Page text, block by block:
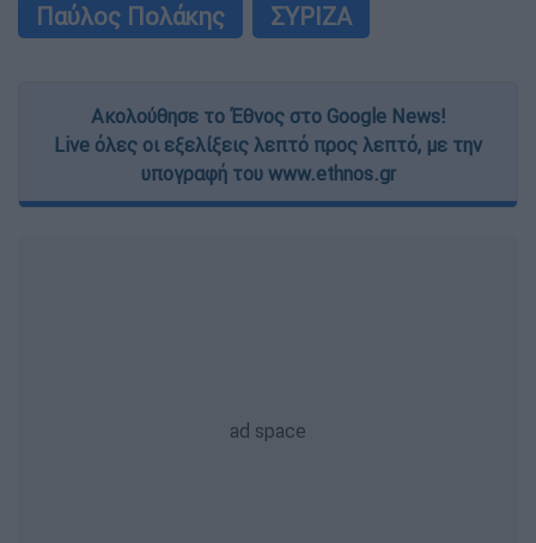
Παύλος Πολάκης
ΣΥΡΙΖΑ
Ακολούθησε το Έθνος στο Google News!
Live όλες οι εξελίξεις λεπτό προς λεπτό, με την
υπογραφή του www.ethnos.gr